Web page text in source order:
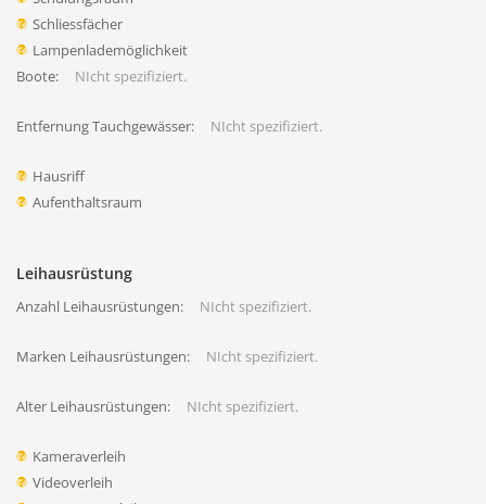
Schliessfächer
Lampenlademöglichkeit
Boote:
NIcht spezifiziert.
Entfernung Tauchgewässer: NIcht spezifiziert.
Hausriff
Aufenthaltsraum
Leihausrüstung
Anzahl Leihausrüstungen: NIcht spezifiziert.
Marken Leihausrüstungen: NIcht spezifiziert.
Alter Leihausrüstungen: NIcht spezifiziert.
Kameraverleih
Videoverleih